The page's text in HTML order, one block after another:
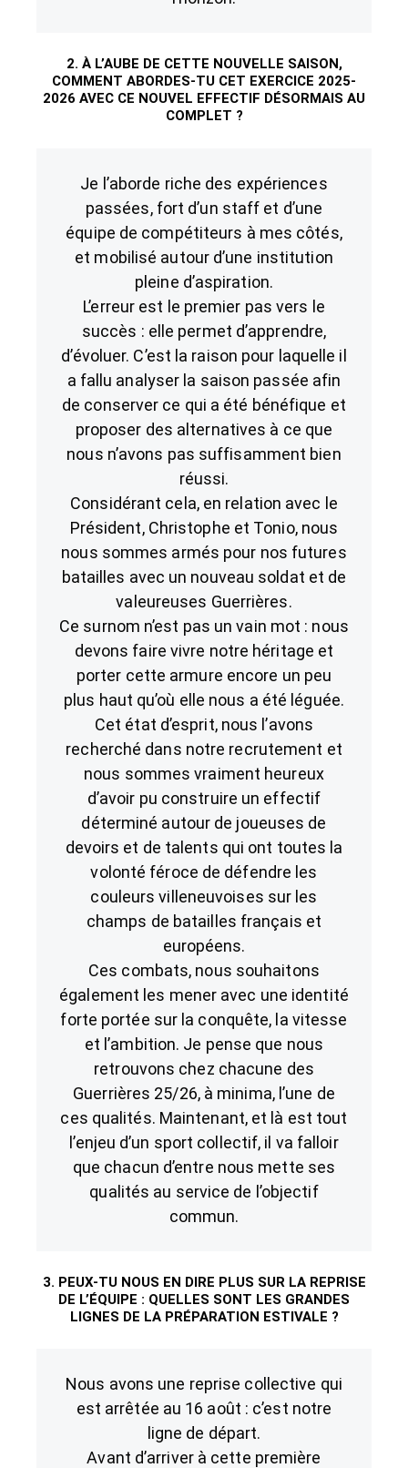
2. À L’AUBE DE CETTE NOUVELLE SAISON,
COMMENT ABORDES-TU CET EXERCICE 2025-
2026 AVEC CE NOUVEL EFFECTIF DÉSORMAIS AU
COMPLET ?
Je l’aborde riche des expériences
passées, fort d’un staff et d’une
équipe de compétiteurs à mes côtés,
et mobilisé autour d’une institution
pleine d’aspiration.
L’erreur est le premier pas vers le
succès : elle permet d’apprendre,
d’évoluer. C’est la raison pour laquelle il
a fallu analyser la saison passée afin
de conserver ce qui a été bénéfique et
proposer des alternatives à ce que
nous n’avons pas suffisamment bien
réussi.
Considérant cela, en relation avec le
Président, Christophe et Tonio, nous
nous sommes armés pour nos futures
batailles avec un nouveau soldat et de
valeureuses Guerrières.
Ce surnom n’est pas un vain mot : nous
devons faire vivre notre héritage et
porter cette armure encore un peu
plus haut qu’où elle nous a été léguée.
Cet état d’esprit, nous l’avons
recherché dans notre recrutement et
nous sommes vraiment heureux
d’avoir pu construire un effectif
déterminé autour de joueuses de
devoirs et de talents qui ont toutes la
volonté féroce de défendre les
couleurs villeneuvoises sur les
champs de batailles français et
européens.
Ces combats, nous souhaitons
également les mener avec une identité
forte portée sur la conquête, la vitesse
et l’ambition. Je pense que nous
retrouvons chez chacune des
Guerrières 25/26, à minima, l’une de
ces qualités. Maintenant, et là est tout
l’enjeu d’un sport collectif, il va falloir
que chacun d’entre nous mette ses
qualités au service de l’objectif
commun.
3. PEUX-TU NOUS EN DIRE PLUS SUR LA REPRISE
DE L’ÉQUIPE : QUELLES SONT LES GRANDES
LIGNES DE LA PRÉPARATION ESTIVALE ?
Nous avons une reprise collective qui
est arrêtée au 16 août : c’est notre
ligne de départ.
Avant d’arriver à cette première